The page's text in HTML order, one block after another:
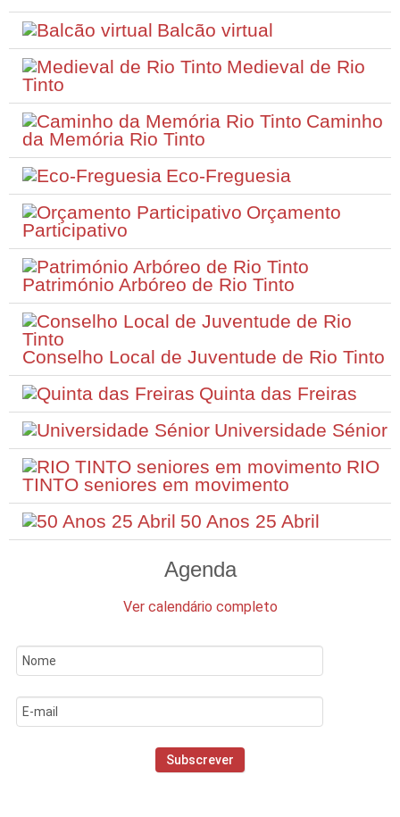
Balcão virtual
Medieval de Rio
Tinto
Caminho
da Memória Rio Tinto
Eco-Freguesia
Orçamento
Participativo
Património Arbóreo de Rio Tinto
Conselho Local de Juventude de Rio Tinto
Quinta das Freiras
Universidade Sénior
RIO
TINTO seniores em movimento
50 Anos 25 Abril
Agenda
Ver calendário completo